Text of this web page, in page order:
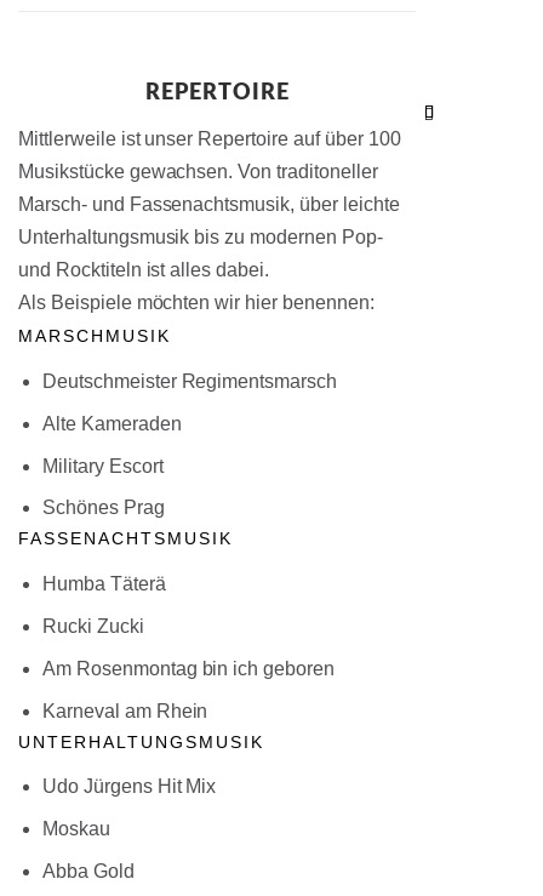
REPERTOIRE
Mittlerweile ist unser Repertoire auf über 100
Musikstücke gewachsen. Von traditoneller
Marsch- und Fassenachtsmusik, über leichte
Unterhaltungsmusik bis zu modernen Pop-
und Rocktiteln ist alles dabei.
Als Beispiele möchten wir hier benennen:
MARSCHMUSIK
Deutschmeister Regimentsmarsch
Alte Kameraden
Military Escort
Schönes Prag
FASSENACHTSMUSIK
Humba Täterä
Rucki Zucki
Am Rosenmontag bin ich geboren
Karneval am Rhein
UNTERHALTUNGSMUSIK
Udo Jürgens Hit Mix
Moskau
Abba Gold